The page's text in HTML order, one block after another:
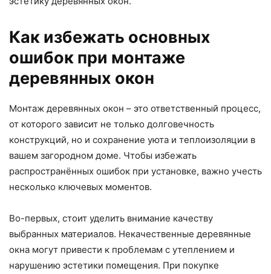
Как избежать основных
ошибок при монтаже
деревянных окон
Монтаж деревянных окон – это ответственный процесс,
от которого зависит не только долговечность
конструкций, но и сохранение уюта и теплоизоляции в
вашем загородном доме. Чтобы избежать
распространённых ошибок при установке, важно учесть
несколько ключевых моментов.
Во-первых, стоит уделить внимание качеству
выбранных материалов. Некачественные деревянные
окна могут привести к проблемам с утеплением и
нарушению эстетики помещения. При покупке